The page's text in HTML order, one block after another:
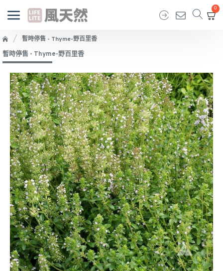
0
暫時停售 - Thyme-野百里香
暫時停售 - Thyme-野百里香